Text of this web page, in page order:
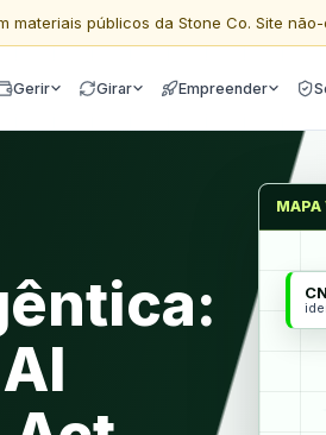
materiais públicos da Stone Co. Site
Gerir Girar Empreender
MAPA